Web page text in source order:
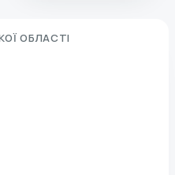
ОБЛАСТІ